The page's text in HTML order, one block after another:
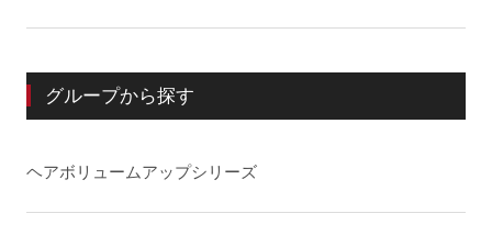
グループから探す
ヘアボリュームアップシリーズ